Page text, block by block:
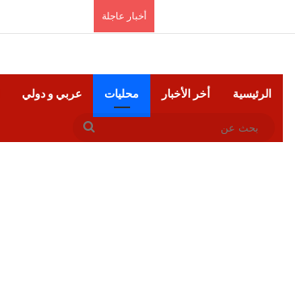
أخبار عاجلة
الرئيسية أخر الأخبار محليات عربي و دولي